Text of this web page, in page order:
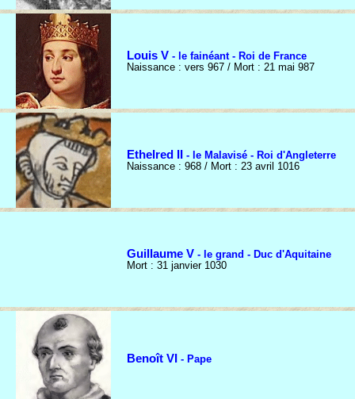
Louis V - le fainéant - Roi de France
Naissance : vers 967 / Mort : 21 mai 987
Ethelred II - le Malavisé - Roi d'Angleterre
Naissance : 968 / Mort : 23 avril 1016
Guillaume V - le grand - Duc d'Aquitaine
Mort : 31 janvier 1030
Benoît VI - Pape